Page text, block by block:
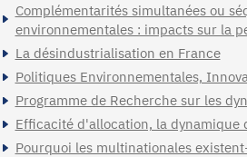
Complémentarités simultanées ou
environnementales : impacts sur la
La désindustrialisation en France
Politiques Environnementales,
Programme de Recherche sur les
Efficacité d'allocation, la
Pourquoi les multinationales